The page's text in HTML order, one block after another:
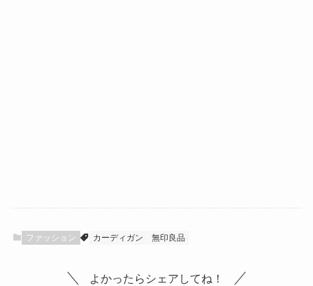
ファッション カーディガン 無印良品
よかったらシェアしてね！